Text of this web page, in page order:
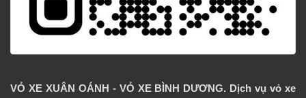
VỎ XE XUÂN OÁNH - VỎ XE BÌNH DƯƠNG. Dịch vụ vỏ xe